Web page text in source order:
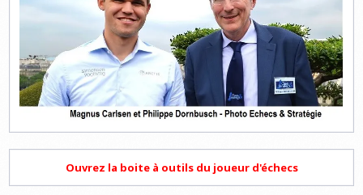
Ouvrez la boite à outils du joueur d'échecs